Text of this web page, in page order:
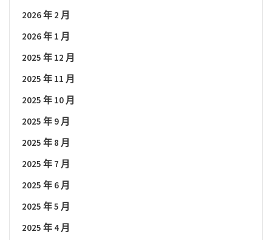
2026 年 2 月
2026 年 1 月
2025 年 12 月
2025 年 11 月
2025 年 10 月
2025 年 9 月
2025 年 8 月
2025 年 7 月
2025 年 6 月
2025 年 5 月
2025 年 4 月